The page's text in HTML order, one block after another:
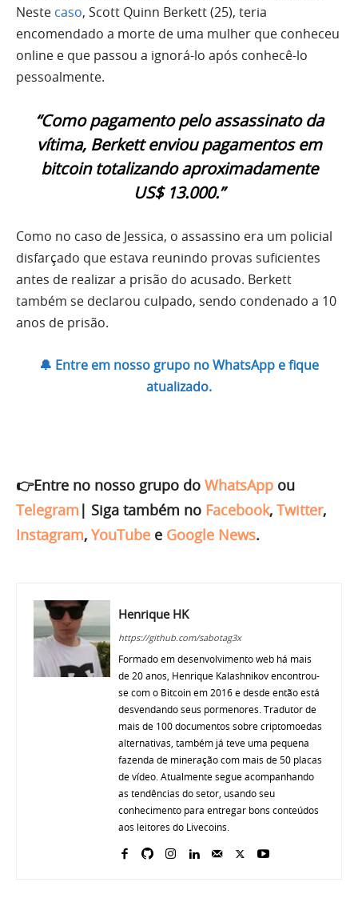
Neste caso, Scott Quinn Berkett (25), teria
encomendado a morte de uma mulher que conheceu
online e que passou a ignorá-lo após conhecê-lo
pessoalmente.
“Como pagamento pelo assassinato da
vítima, Berkett enviou pagamentos em
bitcoin totalizando aproximadamente
US$ 13.000.”
Como no caso de Jessica, o assassino era um policial
disfarçado que estava reunindo provas suficientes
antes de realizar a prisão do acusado. Berkett
também se declarou culpado, sendo condenado a 10
anos de prisão.
🔔 Entre em nosso grupo no WhatsApp e fique
atualizado.
👉Entre no nosso grupo do WhatsApp ou
Telegram | Siga também no Facebook, Twitter,
Instagram, YouTube e Google News.
Henrique HK
https://github.com/sabotag3x
Formado em desenvolvimento web há mais
de 20 anos, Henrique Kalashnikov encontrou-
se com o Bitcoin em 2016 e desde então está
desvendando seus pormenores. Tradutor de
mais de 100 documentos sobre criptomoedas
alternativas, também já teve uma pequena
fazenda de mineração com mais de 50 placas
de vídeo. Atualmente segue acompanhando
as tendências do setor, usando seu
conhecimento para entregar bons conteúdos
aos leitores do Livecoins.